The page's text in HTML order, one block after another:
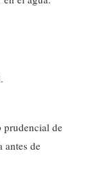
prudencial de
antes de